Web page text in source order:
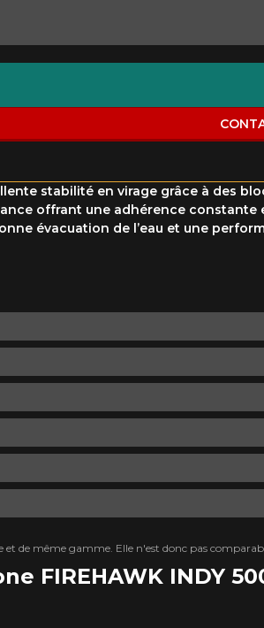
stabilité en virage grâce à des
offrant une adhérence constante
évacuation de l’eau et une
FIREHAWK INDY
de même gamme. Elle n'est donc pas
aucun résultat ne
représente une possibilité d'équipement